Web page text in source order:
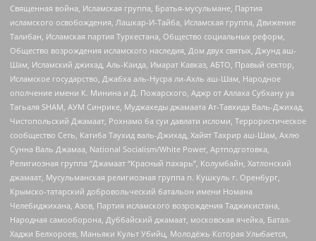
Священная война, Исламская группа, Братья-мусульмане, Партия
исламского освобождения, Лашкар-И-Тайба, Исламская группа, Движение
Талибан, Исламская партия Туркестана, Общество социальных реформ,
Общество возрождения исламского наследия, Дом двух святых, Джунд аш-
Шам, Исламский джихад, Аль-Каида, Имарат Кавказ, АБТО, Правый сектор,
Исламское государство, Джабха аль-Нусра ли-Ахль аш-Шам, Народное
ополчение имени К. Минина и Д. Пожарского, Аджр от Аллаха Субхану уа
Тагьаля SHAM, АУМ Синрике, Муджахеды джамаата Ат-Тавхида Валь-Джихад,
Чистопольский Джамаат, Рохнамо ба суи давлати исломи, Террористическое
сообщество Сеть, Катиба Таухид валь-Джихад, Хайят Тахрир аш-Шам, Ахлю
Сунна Валь Джамаа, National Socialism/White Power, Артподготовка,
Религиозная группа “Джамаат “Красный пахарь”, Колумбайн, Хатлонский
джамаат, Мусульманская религиозная группа п. Кушкуль г. Оренбург,
Крымско-татарский добровольческий батальон имени Номана
Челебиджихана, Азов, Партия исламского возрождения Таджикистана,
Народная самооборона, Дуббайский джамаат, московская ячейка, Батал-
Хаджи Белхороев, Маньяки Культ Убийц, Молодёжь Которая Улыбается,